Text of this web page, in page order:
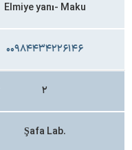
Elmiye yanı- Maku
۰۰۹۸۴۴۳۴۲۲۶۱۴۶
۲
Şafa Lab.